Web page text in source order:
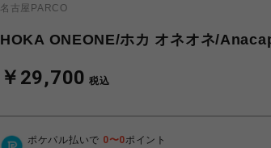
名古屋PARCO
HOKA ONEONE/ホカ オネオネ/
￥29,700 税込
ポケパル払いで 0〜0ポイント